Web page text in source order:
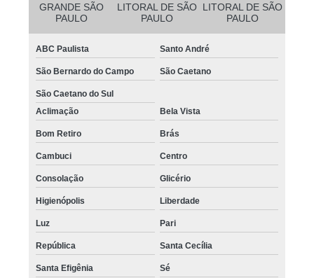
GRANDE SÃO
PAULO
LITORAL DE SÃO
PAULO
LITORAL DE SÃO
PAULO
ABC Paulista Santo André
São Bernardo do Campo São Caetano
São Caetano do Sul
Aclimação
Bela Vista
Bom Retiro Brás
Cambuci Centro
Consolação Glicério
Higienópolis Liberdade
Luz Pari
República Santa Cecília
Santa Efigênia Sé